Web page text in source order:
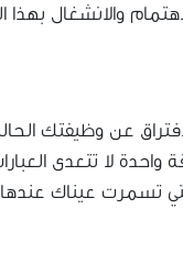
والانشغال
عن وظيفتك
واحدة لا تتعدى
التي تسمرت عيناك